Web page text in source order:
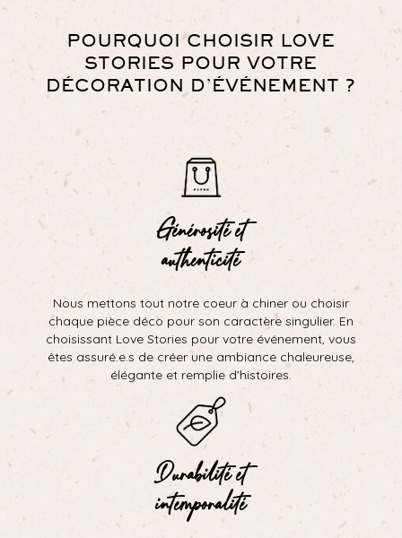
POURQUOI CHOISIR LOVE
STORIES POUR VOTRE
DÉCORATION D’ÉVÉNEMENT ?
Générosité et
authenticité
Nous mettons tout notre coeur à chiner ou choisir
chaque pièce déco pour son caractère singulier. En
choisissant Love Stories pour votre événement, vous
êtes assuré.e.s de créer une ambiance chaleureuse,
élégante et remplie d’histoires.
Durabilité et
intemporalité